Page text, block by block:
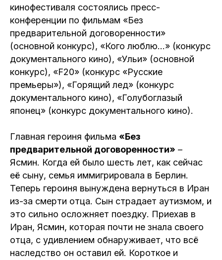
кинофестиваля состоялись пресс-
конференции по фильмам «Без
предварительной договоренности»
(основной конкурс), «Кого люблю…» (конкурс
документального кино), «Ульи» (основной
конкурс), «F20» (конкурс «Русские
премьеры»), «Горящий лед» (конкурс
документального кино), «Голубоглазый
японец» (конкурс документального кино).
Главная героиня фильма «Без
предварительной договоренности» –
Ясмин. Когда ей было шесть лет, как сейчас
её сыну, семья иммигрировала в Берлин.
Теперь героиня вынуждена вернуться в Иран
из-за смерти отца. Сын страдает аутизмом, и
это сильно осложняет поездку. Приехав в
Иран, Ясмин, которая почти не знала своего
отца, с удивлением обнаруживает, что всё
наследство он оставил ей. Короткое и